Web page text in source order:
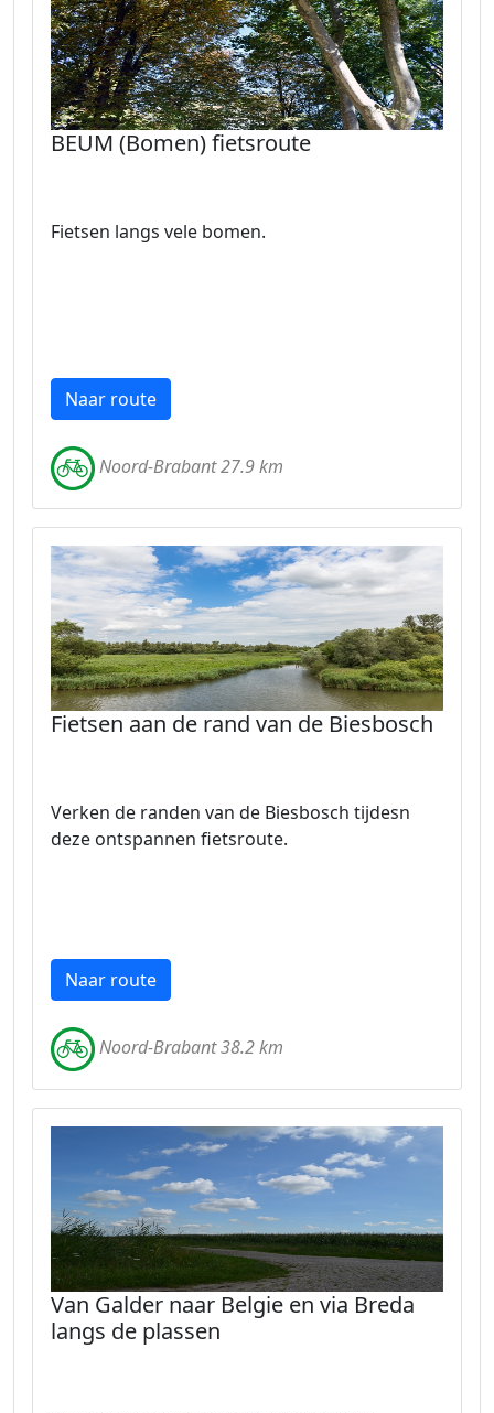
BEUM (Bomen) fietsroute
Fietsen langs vele bomen.
Naar route
Noord-Brabant 27.9 km
Fietsen aan de rand van de Biesbosch
Verken de randen van de Biesbosch tijdesn
deze ontspannen fietsroute.
Naar route
Noord-Brabant 38.2 km
Van Galder naar Belgie en via Breda
langs de plassen